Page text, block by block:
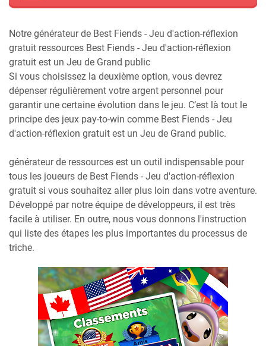
Notre générateur de Best Fiends - Jeu d'action-réflexion
gratuit ressources Best Fiends - Jeu d'action-réflexion
gratuit est un Jeu de Grand public
Si vous choisissez la deuxième option, vous devrez
dépenser régulièrement votre argent personnel pour
garantir une certaine évolution dans le jeu. C’est là tout le
principe des jeux pay-to-win comme Best Fiends - Jeu
d'action-réflexion gratuit est un Jeu de Grand public.
générateur de ressources est un outil indispensable pour
tous les joueurs de Best Fiends - Jeu d'action-réflexion
gratuit si vous souhaitez aller plus loin dans votre aventure.
Développé par notre équipe de développeurs, il est très
facile à utiliser. En outre, nous vous donnons l'instruction
qui liste des étapes les plus importantes du processus de
triche.